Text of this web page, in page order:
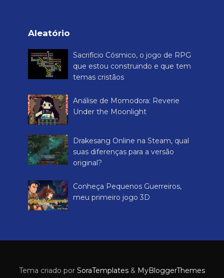
Aleatório
Sacrifício Cósmico, o jogo de RPG
que estou construindo e que tem
temas cristãos
Análise de Momodora: Reverie
Under the Moonlight
Drakesang Online na Steam, qual
suas diferenças para a versão
original?
Conheça Pequenos Guerreiros,
meu primeiro jogo 3D
Tema criado por SoraTemplates& MyBloggerThemes